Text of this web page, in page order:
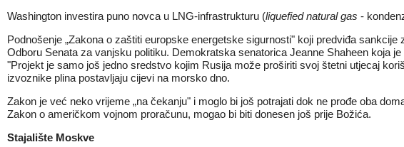
Washington investira puno novca u LNG-infrastrukturu (liquefied natural gas -
Podnošenje „Zakona o zaštiti europske energetske sigurnosti" koji predviđa
Odboru Senata za vanjsku politiku. Demokratska senatorica Jeanne Shaheen koja je
"Projekt je samo još jedno sredstvo kojim Rusija može proširiti svoj štetni utjecaj
izvoznike plina postavljaju cijevi na morsko dno.
Zakon je već neko vrijeme „na čekanju" i moglo bi još potrajati dok ne prođe oba
Zakon o američkom vojnom proračunu, mogao bi biti donesen još prije Božića.
Stajalište Moskve